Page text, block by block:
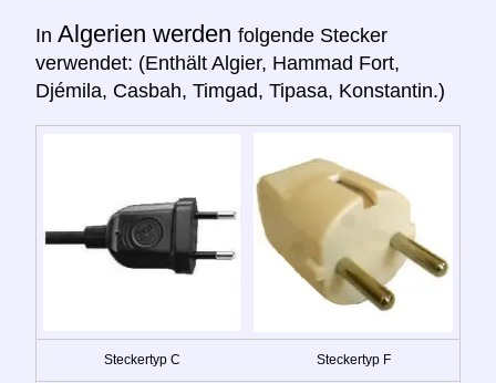
In Algerien werden folgende Stecker
verwendet: (Enthält Algier, Hammad Fort,
Djémila, Casbah, Timgad, Tipasa, Konstantin.)
Steckertyp C Steckertyp F